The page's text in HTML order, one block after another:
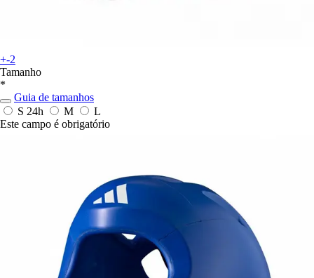
+-2
Tamanho
*
Guia de tamanhos
S 24h M
L
Este campo é obrigatório